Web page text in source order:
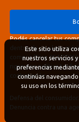
Podés cancelar tus
dentro de un plazo
compra (Disp.954/
rigen por política
contratación.
Defensa del
Denuncia contra una
Este sitio utiliza
nuestros servicios
preferencias
continúas
su uso en los